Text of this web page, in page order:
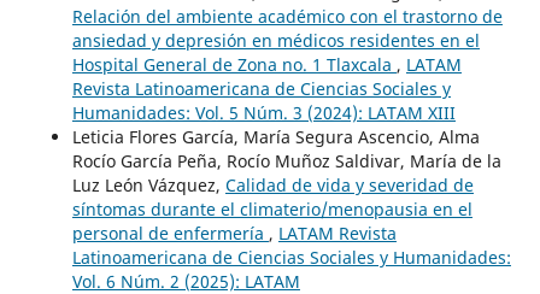
Relación del ambiente académico con el trastorno de
ansiedad y depresión en médicos residentes en el
Hospital General de Zona no. 1 Tlaxcala , LATAM
Revista Latinoamericana de Ciencias Sociales y
Humanidades: Vol. 5 Núm. 3 (2024): LATAM XIII
Leticia Flores García, María Segura Ascencio, Alma
Rocío García Peña, Rocío Muñoz Saldivar, María de la
Luz León Vázquez, Calidad de vida y severidad de
síntomas durante el climaterio/menopausia en el
personal de enfermería , LATAM Revista
Latinoamericana de Ciencias Sociales y Humanidades:
Vol. 6 Núm. 2 (2025): LATAM